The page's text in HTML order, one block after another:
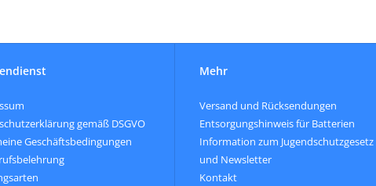
gemäß DSGVO
Geschäftsbedingungen
Mehr
Versand und Rücksendungen
Entsorgungshinweis für Batterien
Information zum Jugendschutzgesetz
und Newsletter
Kontakt